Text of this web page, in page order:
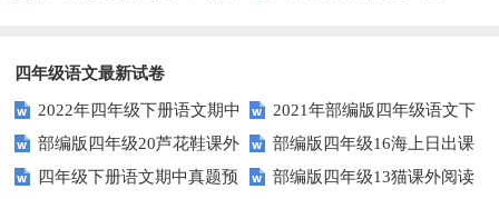
四年级语文最新试卷
2022年四年级下册语文期中
素养评价卷（含答案）
2021年部编版四年级语文下
册句子专项练习题及答案
部编版四年级20芦花鞋课外
阅读练习题及答案
部编版四年级16海上日出课
外阅读练习题及答案
四年级下册语文期中真题预
部编版四年级13猫课外阅读